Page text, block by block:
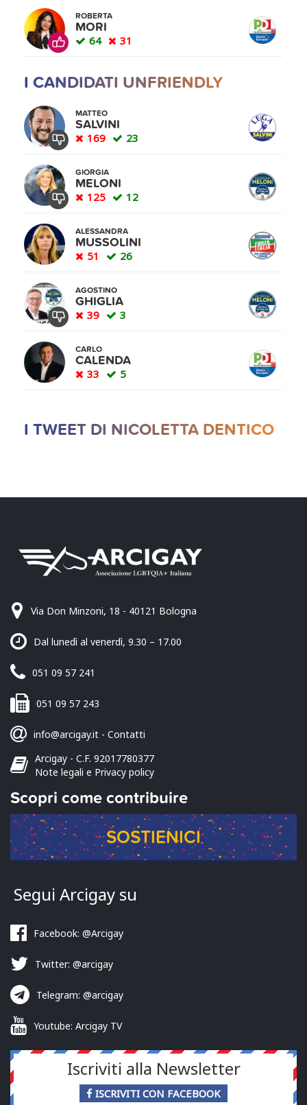
ROBERTA
MORI
64 31
I CANDIDATI UNFRIENDLY
MATTEO
SALVINI
169 23
GIORGIA
MELONI
125 12
ALESSANDRA
MUSSOLINI
51 26
AGOSTINO
GHIGLIA
39 3
CARLO
CALENDA
33 5
I TWEET DI NICOLETTA DENTICO
Via Don Minzoni, 18 - 40121 Bologna
Dal lunedì al venerdì, 9.30 – 17.00
051 09 57 241
051 09 57 243
info@arcigay.it - Contatti
Arcigay - C.F. 92017780377
Note legali e Privacy policy
Scopri come contribuire
SOSTIENICI
Segui Arcigay su
Facebook: @Arcigay
Twitter: @arcigay
Telegram: @arcigay
Youtube: Arcigay TV
Iscriviti alla Newsletter
ISCRIVITI CON FACEBOOK